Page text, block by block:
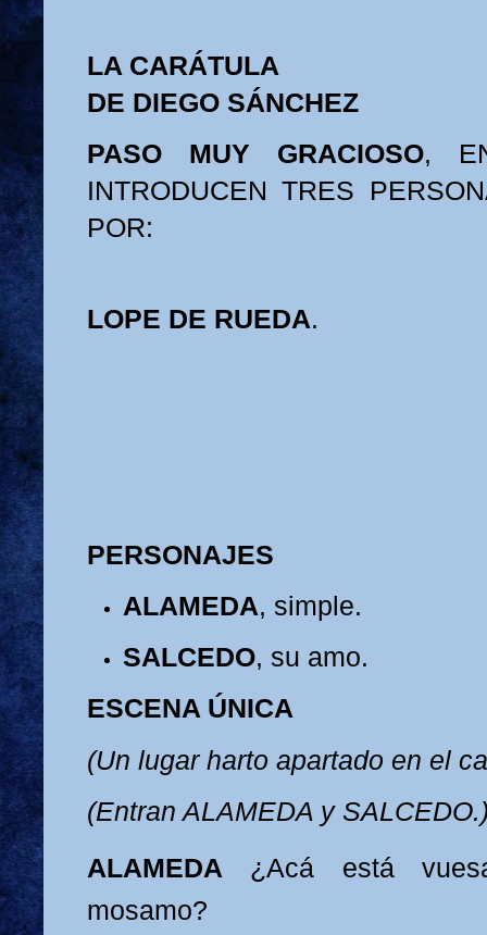
LA CARÁTULA
DE DIEGO SÁNCHEZ
PASO MUY GRACIOSO,
INTRODUCEN TRES
POR:
LOPE DE RUEDA.
PERSONAJES
ALAMEDA, simple.
SALCEDO, su amo.
ESCENA ÚNICA
(Un lugar harto apartado en el
(Entran ALAMEDA y
ALAMEDA
¿Acá está
mosamo?